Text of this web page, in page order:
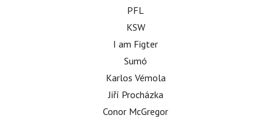
PFL
KSW
I am Figter
Sumó
Karlos Vémola
Jiří Procházka
Conor McGregor